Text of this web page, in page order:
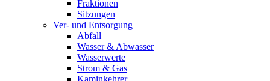
Fraktionen
Sitzungen
Ver- und Entsorgung
Abfall
Wasser & Abwasser
Wasserwerte
Strom & Gas
Kaminkehrer